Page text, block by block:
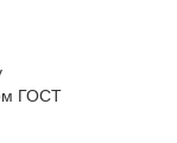
ГОСТ